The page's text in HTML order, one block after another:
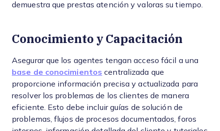
demuestra que prestas atención y valoras su tiempo.
Conocimiento y Capacitación
Asegurar que los agentes tengan acceso fácil a una
base de conocimientos centralizada que
proporcione información precisa y actualizada para
resolver los problemas de los clientes de manera
eficiente. Esto debe incluir guías de solución de
problemas, flujos de procesos documentados, foros